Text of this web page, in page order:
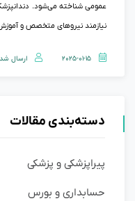
عمومی شناخته می‌شود.
نیازمند نیروهای متخصص و
ارسال
دسته‌بندی مقالات
پیراپزشکی و پزشکی
حسابداری و بورس